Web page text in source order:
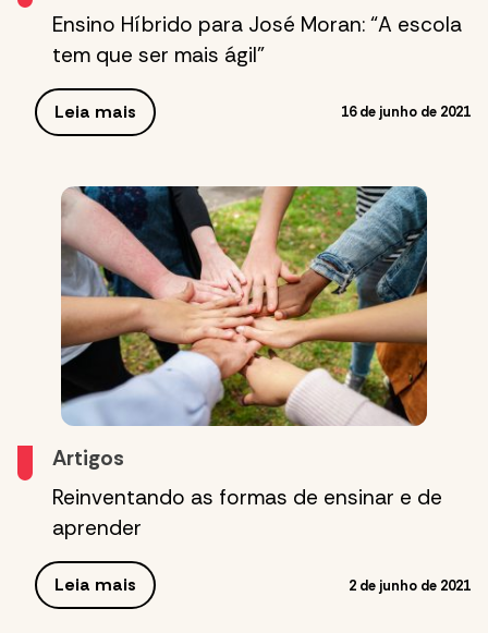
Ensino Híbrido para José Moran: “A escola
tem que ser mais ágil”
Leia mais 16 de junho de 2021
Artigos
Reinventando as formas de ensinar e de
aprender
Leia mais 2 de junho de 2021